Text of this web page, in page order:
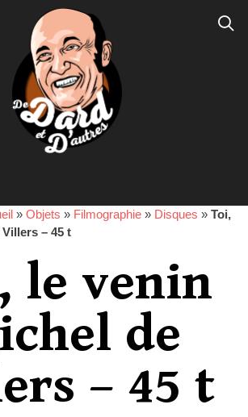
» Objets » Filmographie » Disques » Toi,
– 45 t
le venin
de
– 45 t